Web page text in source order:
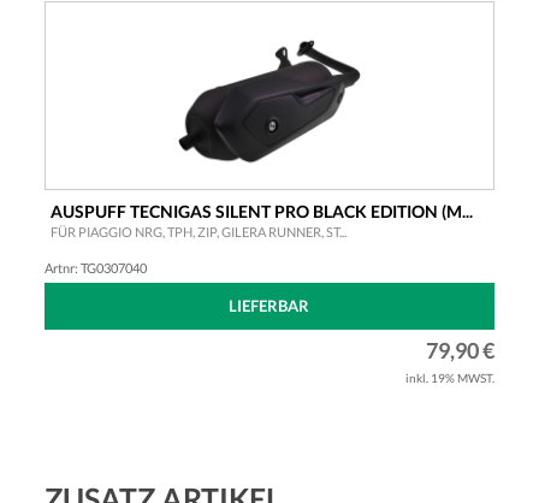
AUSPUFF TECNIGAS SILENT PRO BLACK EDITION (M...
FÜR PIAGGIO NRG, TPH, ZIP, GILERA RUNNER, ST...
Artnr: TG0307040
LIEFERBAR
79,90 €
inkl. 19% MWST.